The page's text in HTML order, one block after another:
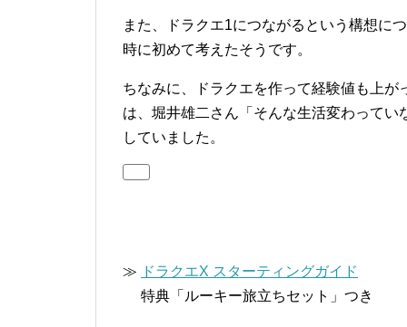
また、ドラクエ1につながるという構想に
時に初めて考えたそうです。
ちなみに、ドラクエを作って経験値も上
は、堀井雄二さん「そんな生活変わって
していました。
≫ ドラクエX スターティングガイド
特典「ルーキー旅立ちセット」つき